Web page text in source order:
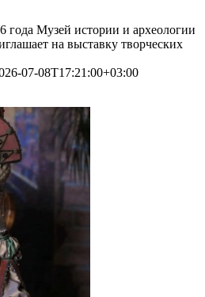
года Музей истории и археологии
на выставку творческих
07-08T17:21:00+03:00